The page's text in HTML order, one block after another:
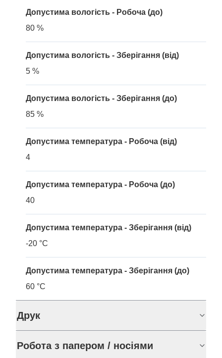
Допустима вологість - Робоча (до)
80 %
Допустима вологість - Зберігання (від)
5 %
Допустима вологість - Зберігання (до)
85 %
Допустима температура - Робоча (від)
4
Допустима температура - Робоча (до)
40
Допустима температура - Зберігання (від)
-20 °C
Допустима температура - Зберігання (до)
60 °C
Друк
Робота з папером / носіями